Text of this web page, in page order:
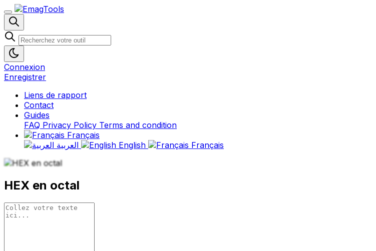
Connexion
Enregistrer
Liens de rapport
Contact
Guides
FAQ Privacy Policy Terms and condition
Français
English Français
HEX en octal